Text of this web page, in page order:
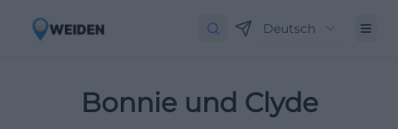
Deutsch
Bonnie und Clyde